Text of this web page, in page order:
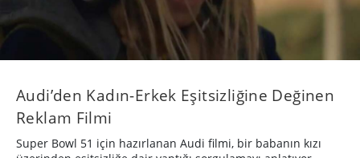
Audi’den Kadın-Erkek Eşitsizliğine Değinen
Reklam Filmi
Super Bowl 51 için hazırlanan Audi filmi, bir babanın kızı